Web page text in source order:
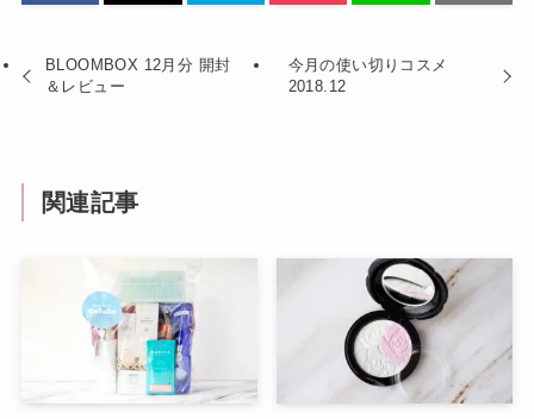
BLOOMBOX 12月分 開封
＆レビュー
今月の使い切りコスメ
2018.12
関連記事